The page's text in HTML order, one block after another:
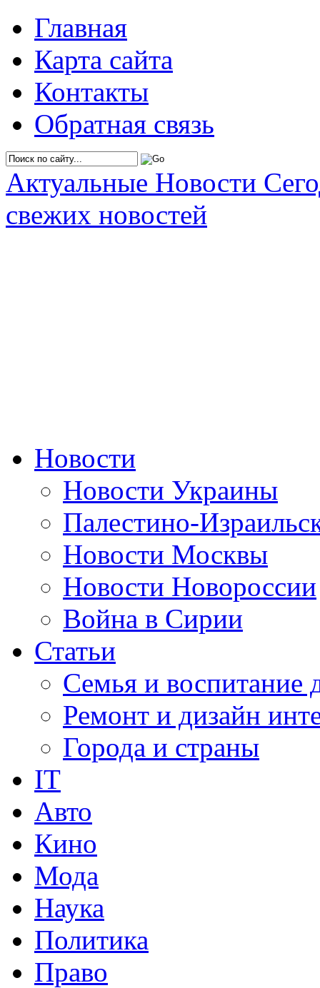
Главная
Карта сайта
Контакты
Обратная связь
Актуальные Новости
свежих новостей
Новости
Новости Украины
Палестино-
Новости Москвы
Новости Новороссии
Война в Сирии
Статьи
Семья и воспитание
Ремонт и дизайн
Города и страны
IT
Авто
Кино
Мода
Наука
Политика
Право